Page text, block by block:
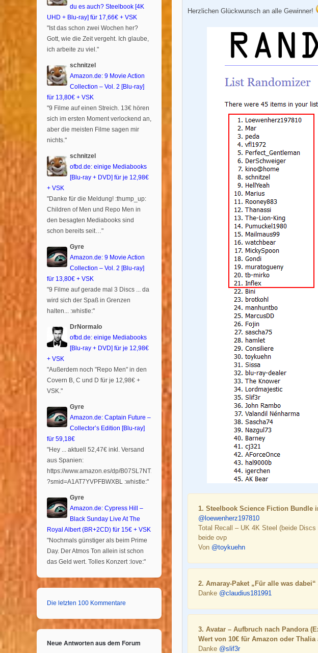
Herzlichen Glückwunsch an alle Gewinner!
1. Steelbook Science Fiction Bundle
@loewenherz197810
Total Recall – UK 4K Steel (beide
beide ovp
Von @toykuehn
2. Amaray-Paket „Für alle was dabei“
Danke @claudius181991
3. Avatar – Aufbruch nach Pandora
Wert von 10€ für Amazon oder Thalia
Danke @slif3r
du es auch? Steelbook [4K
UHD + Blu-ray] für 17,66€ + VSK
"Ist das schon zwei Wochen her?
Gott, wie die Zeit vergeht. Ich glaube,
ich arbeite zu viel."
schnitzel
Amazon.de: 9 Movie Action
Collection – Vol. 2 [Blu-ray]
für 13,80€ + VSK
"9 Filme auf einen Streich. 13€ hören
sich im ersten Moment verlockend an,
aber die meisten Filme sagen mir
nichts."
schnitzel
ofbd.de: einige Mediabooks
[Blu-ray + DVD] für je 12,98€
+ VSK
"Danke für die Meldung! :thump_up:
Children of Men und Repo Men in
den besagten Mediabooks sind
schon bereits seit…"
Gyre
Amazon.de: 9 Movie Action
Collection – Vol. 2 [Blu-ray]
für 13,80€ + VSK
"9 Filme auf gerade mal 3 Discs ... da
wird sich der Spaß in Grenzen
halten... :whistle:"
DrNormalo
ofbd.de: einige Mediabooks
[Blu-ray + DVD] für je 12,98€
+ VSK
"Außerdem noch "Repo Men" in den
Covern B, C und D für je 12,98€ +
VSK."
Gyre
Amazon.de: Captain Future –
Collector’s Edition [Blu-ray]
für 59,18€
"Hey ... aktuell 52,47€ inkl. Versand
aus Spanien:
https://www.amazon.es/dp/B07SL7NTXR
?smid=A1AT7YVPFBWXBL :whistle:"
Gyre
Amazon.de: Cypress Hill –
Black Sunday Live At The
Royal Albert (BR+2CD) für 15€ + VSK
"Nochmals günstiger als beim Prime
Day. Der Atmos Ton allein ist schon
das Geld wert. Tolles Konzert :love:"
Die letzten 100 Kommentare
Neue Antworten aus dem Forum